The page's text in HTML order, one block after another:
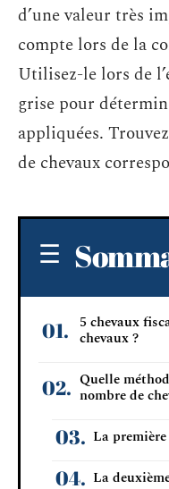
d’une valeur très
compte lors de la
Utilisez-le lors de
grise pour
appliquées.
de chevaux
5 chevaux
chevaux ?
Quelle
nombre de
La
La